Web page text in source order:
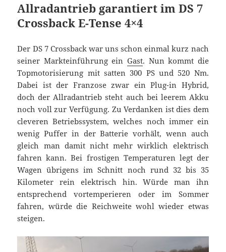
Allradantrieb garantiert im DS 7
Crossback E-Tense 4×4
Der DS 7 Crossback war uns schon einmal kurz nach
seiner Markteinführung ein Gast. Nun kommt die
Topmotorisierung mit satten 300 PS und 520 Nm.
Dabei ist der Franzose zwar ein Plug-in Hybrid,
doch der Allradantrieb steht auch bei leerem Akku
noch voll zur Verfügung. Zu Verdanken ist dies dem
cleveren Betriebssystem, welches noch immer ein
wenig Puffer in der Batterie vorhält, wenn auch
gleich man damit nicht mehr wirklich elektrisch
fahren kann. Bei frostigen Temperaturen legt der
Wagen übrigens im Schnitt noch rund 32 bis 35
Kilometer rein elektrisch hin. Würde man ihn
entsprechend vortemperieren oder im Sommer
fahren, würde die Reichweite wohl wieder etwas
steigen.